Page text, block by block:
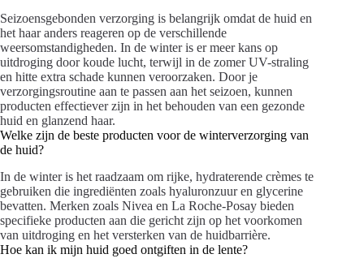
Seizoensgebonden verzorging is belangrijk omdat de huid en
het haar anders reageren op de verschillende
weersomstandigheden. In de winter is er meer kans op
uitdroging door koude lucht, terwijl in de zomer UV-straling
en hitte extra schade kunnen veroorzaken. Door je
verzorgingsroutine aan te passen aan het seizoen, kunnen
producten effectiever zijn in het behouden van een gezonde
huid en glanzend haar.
Welke zijn de beste producten voor de winterverzorging van
de huid?
In de winter is het raadzaam om rijke, hydraterende crèmes te
gebruiken die ingrediënten zoals hyaluronzuur en glycerine
bevatten. Merken zoals Nivea en La Roche-Posay bieden
specifieke producten aan die gericht zijn op het voorkomen
van uitdroging en het versterken van de huidbarrière.
Hoe kan ik mijn huid goed ontgiften in de lente?